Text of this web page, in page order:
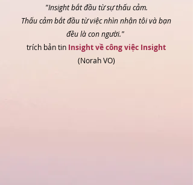
"Insight bắt đầu từ sự thấu cảm.
Thấu cảm bắt đầu từ việc nhìn nhận tôi và bạn
đều là con người."
trích bản tin Insight về công việc Insight
(Norah VO)